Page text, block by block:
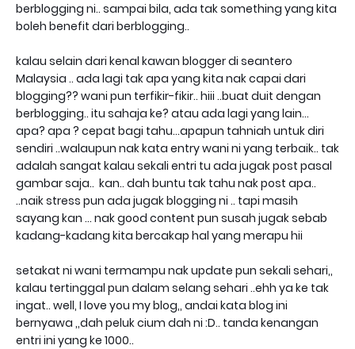
berblogging ni.. sampai bila, ada tak something yang kita
boleh benefit dari berblogging..
kalau selain dari kenal kawan blogger di seantero
Malaysia .. ada lagi tak apa yang kita nak capai dari
blogging?? wani pun terfikir-fikir.. hiii ..buat duit dengan
berblogging.. itu sahaja ke? atau ada lagi yang lain...
apa? apa ? cepat bagi tahu...apapun tahniah untuk diri
sendiri ..walaupun nak kata entry wani ni yang terbaik.. tak
adalah sangat kalau sekali entri tu ada jugak post pasal
gambar saja.. kan.. dah buntu tak tahu nak post apa..
..naik stress pun ada jugak blogging ni .. tapi masih
sayang kan ... nak good content pun susah jugak sebab
kadang-kadang kita bercakap hal yang merapu hii
setakat ni wani termampu nak update pun sekali sehari,,
kalau tertinggal pun dalam selang sehari ..ehh ya ke tak
ingat.. well, I love you my blog,, andai kata blog ini
bernyawa ,,dah peluk cium dah ni :D.. tanda kenangan
entri ini yang ke 1000..